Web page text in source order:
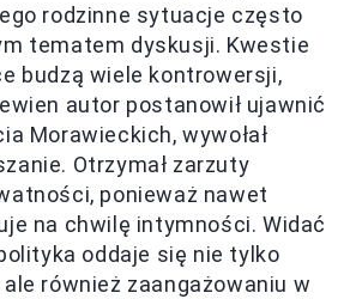
rodzinne sytuacje często
tematem dyskusji. Kwestie
budzą wiele kontrowersji,
autor postanowił ujawnić
Morawieckich, wywołał
Otrzymał zarzuty
ponieważ nawet
na chwilę intymności. Widać
oddaje się nie tylko
również zaangażowaniu w